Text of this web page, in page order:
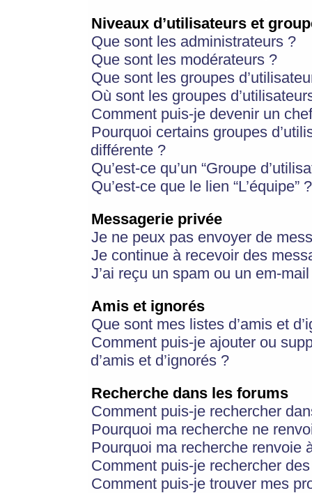
Niveaux d’utilisateurs et
Que sont les administrateurs ?
Que sont les modérateurs ?
Que sont les groupes
Où sont les groupes
Comment puis-je devenir un
Pourquoi certains groupes
différente ?
Qu’est-ce qu’un “Groupe
Qu’est-ce que le lien “L’équipe” ?
Messagerie privée
Je ne peux pas envoyer de
Je continue à recevoir des
J’ai reçu un spam ou un em-
Amis et ignorés
Que sont mes listes d’amis et
Comment puis-je ajouter ou
d’amis et d’ignorés ?
Recherche dans les forums
Comment puis-je rechercher
Pourquoi ma recherche ne
Pourquoi ma recherche renvoie
Comment puis-je rechercher
Comment puis-je trouver mes